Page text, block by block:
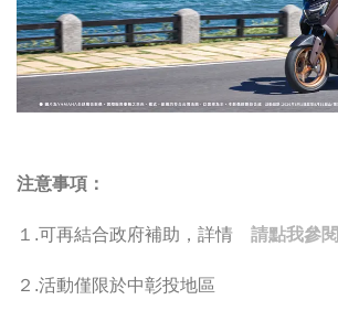
注意事項：
１.可再結合政府補助，詳情 請點我參閱
２.活動僅限於中彰投地區